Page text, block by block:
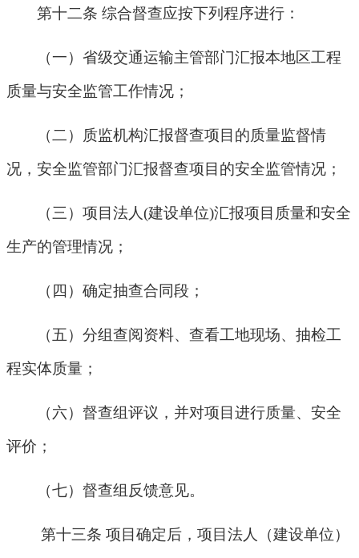
第十二条 综合督查应按下列程序进行：
（一）省级交通运输主管部门汇报本地区工程
质量与安全监管工作情况；
（二）质监机构汇报督查项目的质量监督情
况，安全监管部门汇报督查项目的安全监管情况；
（三）项目法人(建设单位)汇报项目质量和安全
生产的管理情况；
（四）确定抽查合同段；
（五）分组查阅资料、查看工地现场、抽检工
程实体质量；
（六）督查组评议，并对项目进行质量、安全
评价；
（七）督查组反馈意见。
第十三条 项目确定后，项目法人（建设单位）